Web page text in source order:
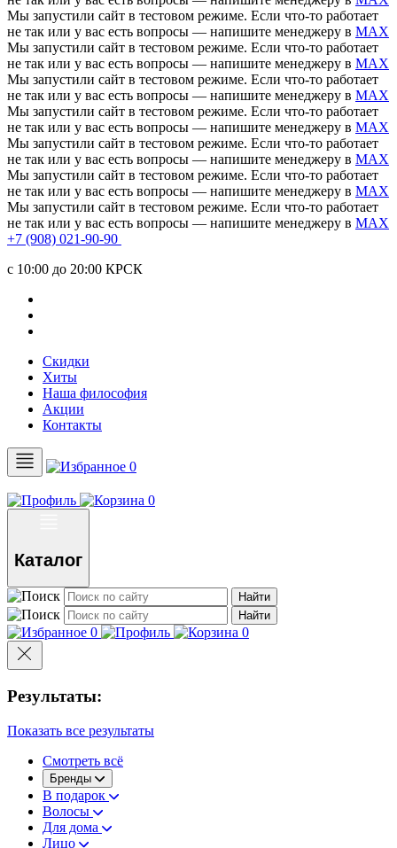
Мы запустили сайт в тестовом режиме. Если что-то работает
не так или у вас есть вопросы — напишите менеджеру в MAX
Мы запустили сайт в тестовом режиме. Если что-то работает
не так или у вас есть вопросы — напишите менеджеру в MAX
Мы запустили сайт в тестовом режиме. Если что-то работает
не так или у вас есть вопросы — напишите менеджеру в MAX
Мы запустили сайт в тестовом режиме. Если что-то работает
не так или у вас есть вопросы — напишите менеджеру в MAX
Мы запустили сайт в тестовом режиме. Если что-то работает
не так или у вас есть вопросы — напишите менеджеру в MAX
Мы запустили сайт в тестовом режиме. Если что-то работает
не так или у вас есть вопросы — напишите менеджеру в MAX
Мы запустили сайт в тестовом режиме. Если что-то работает
не так или у вас есть вопросы — напишите менеджеру в MAX
+7 (908) 021-90-90
c 10:00 до 20:00 КРСК
Скидки
Хиты
Наша философия
Акции
Контакты
0
0
Каталог
Найти
Найти
0 0
Результаты:
Показать все результаты
Смотреть всё
Бренды
В подарок
Волосы
Для дома
Лицо